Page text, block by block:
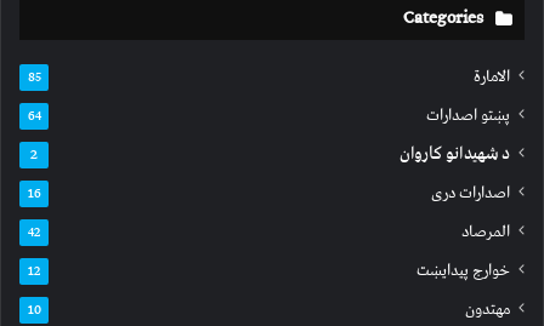
Categories
الامارة 85
پښتو اصدارات 64
د شهیدانو کاروان 2
اصدارات دری 16
المرصاد 42
خوارج پیدایښت 12
مهتدون 10